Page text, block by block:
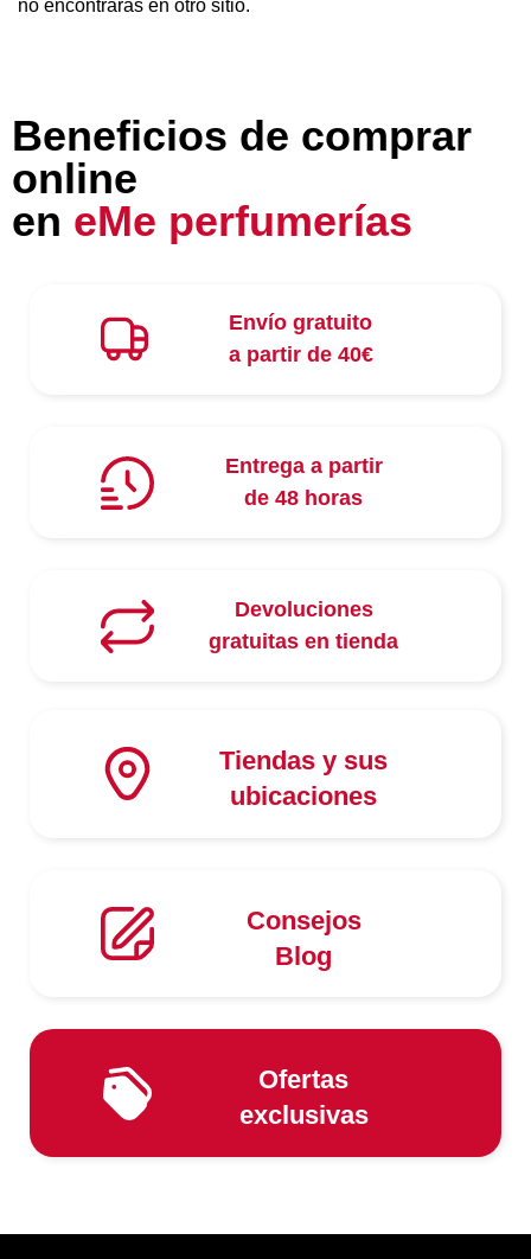
no encontrarás en otro sitio.
Beneficios de comprar
online
en eMe perfumerías
Envío gratuito
a partir de 40€
Entrega a partir
de 48 horas
Devoluciones
gratuitas en tienda
Tiendas y sus
ubicaciones
Consejos
Blog
Ofertas
exclusivas